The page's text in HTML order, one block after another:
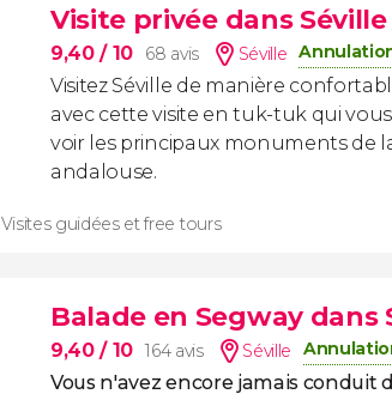
Visite privée dans
9,40/ 10 68 avis Séville
Visitez Séville de manière
avec cette visite en tuk-tuk qui
voir les principaux monuments de
andalouse.
Visites guidées et free tours
Balade en Segway dans
9,40/ 10 164 avis Séville
Vous n'avez encore jamais conduit